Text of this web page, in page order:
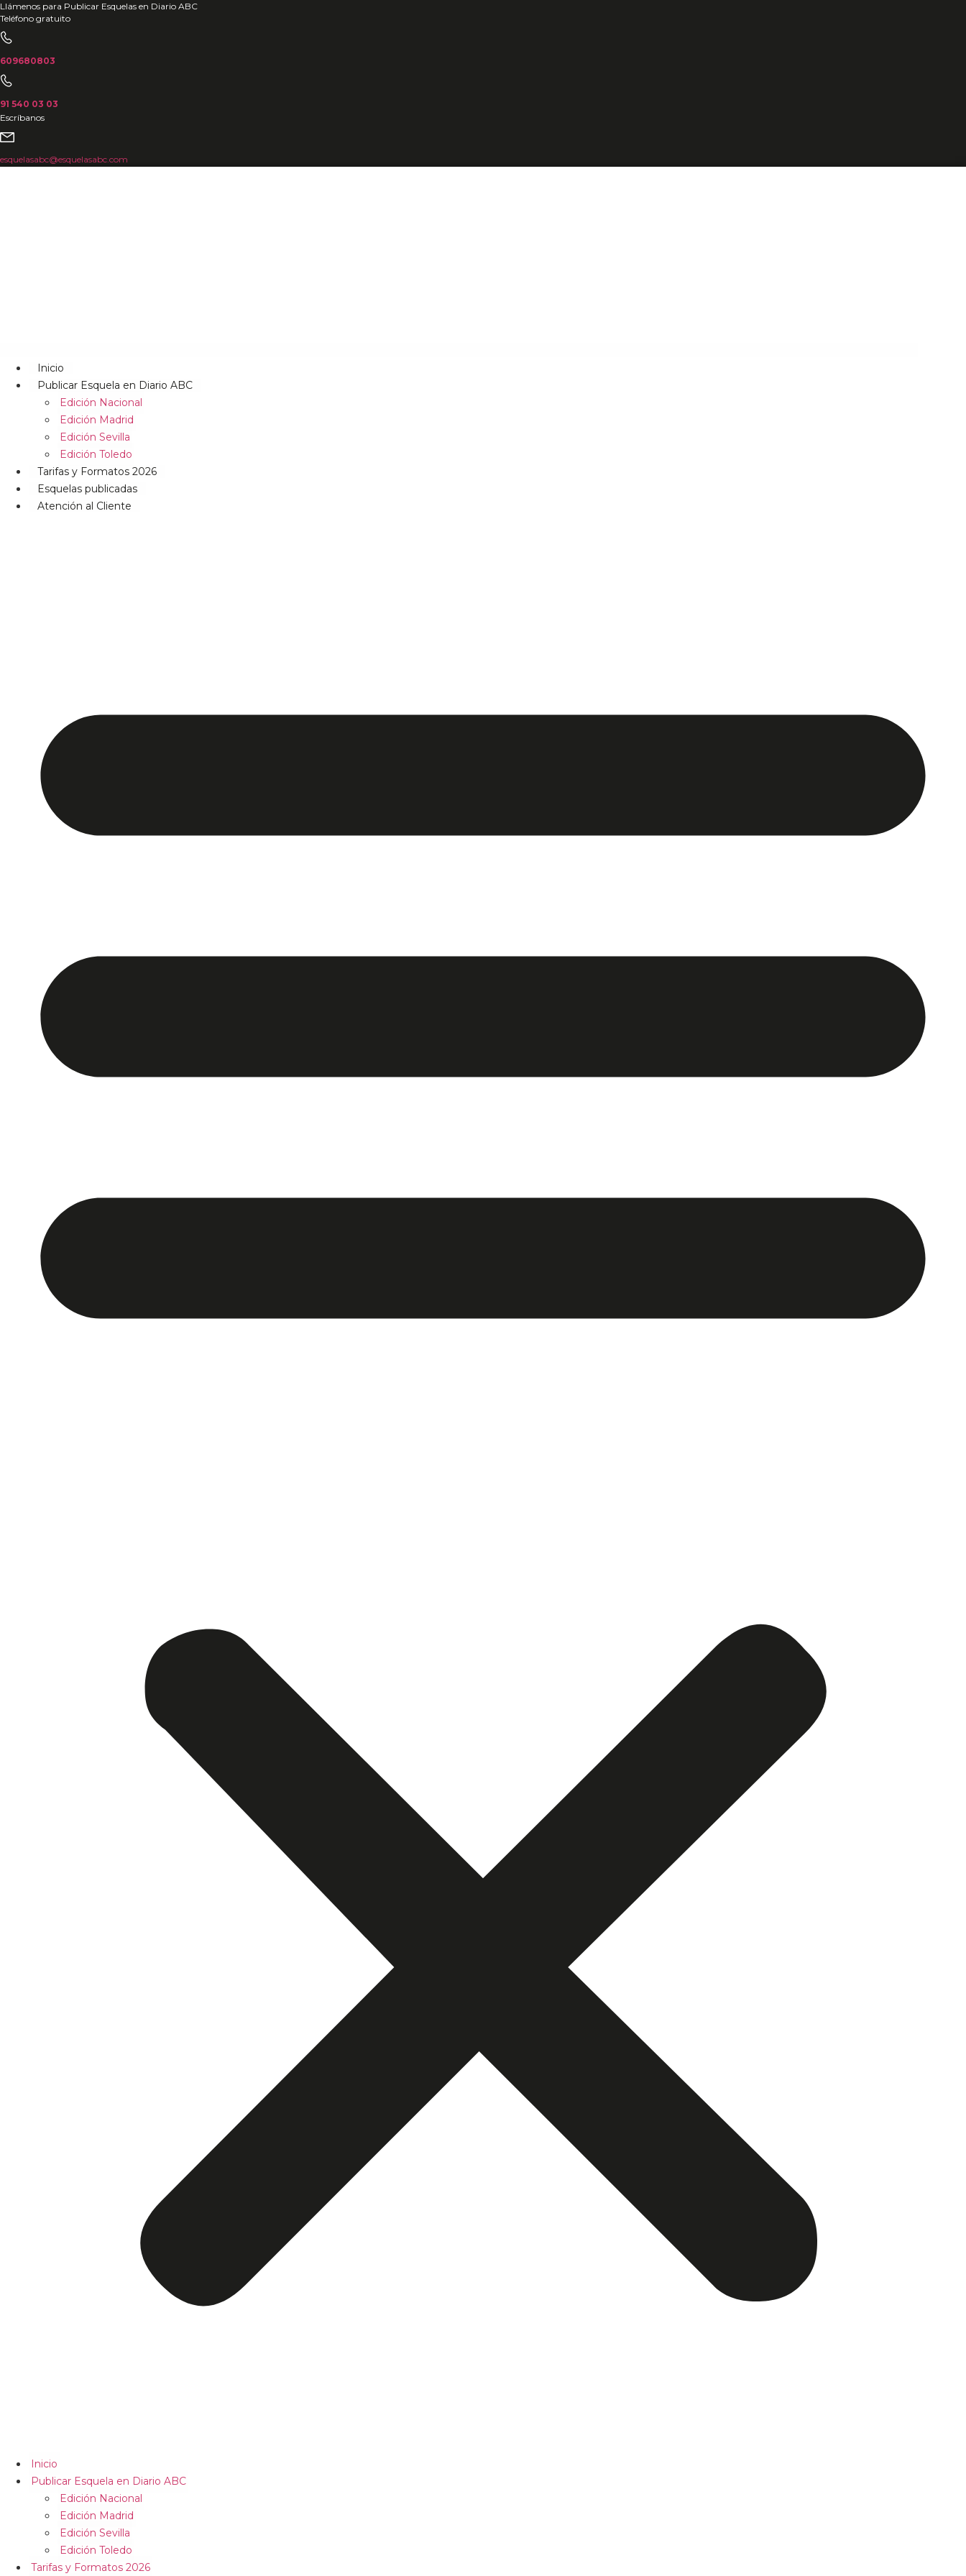
Ir
al
contenido
Llámenos para Publicar Esquelas en Diario ABC
Teléfono gratuito
609680803
91 540 03 03
Escríbanos
esquelasabc@esquelasabc.com
Inicio
Publicar Esquela en Diario ABC
Edición Nacional
Edición Madrid
Edición Sevilla
Edición Toledo
Tarifas y Formatos 2026
Esquelas publicadas
Atención al Cliente
Inicio
Publicar Esquela en Diario ABC
Edición Nacional
Edición Madrid
Edición Sevilla
Edición Toledo
Tarifas y Formatos 2026